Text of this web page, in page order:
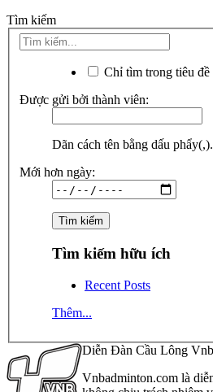
Tìm kiếm
Chỉ tìm trong tiêu đề
Được gửi bởi thành viên:
Dãn cách tên bằng dấu phẩy(,).
Mới hơn ngày:
Tìm kiếm hữu ích
Recent Posts
Thêm...
Diễn Đàn Cầu Lông
Vnbadminton.com là